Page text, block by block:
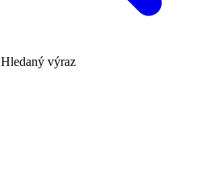
Hledaný výraz